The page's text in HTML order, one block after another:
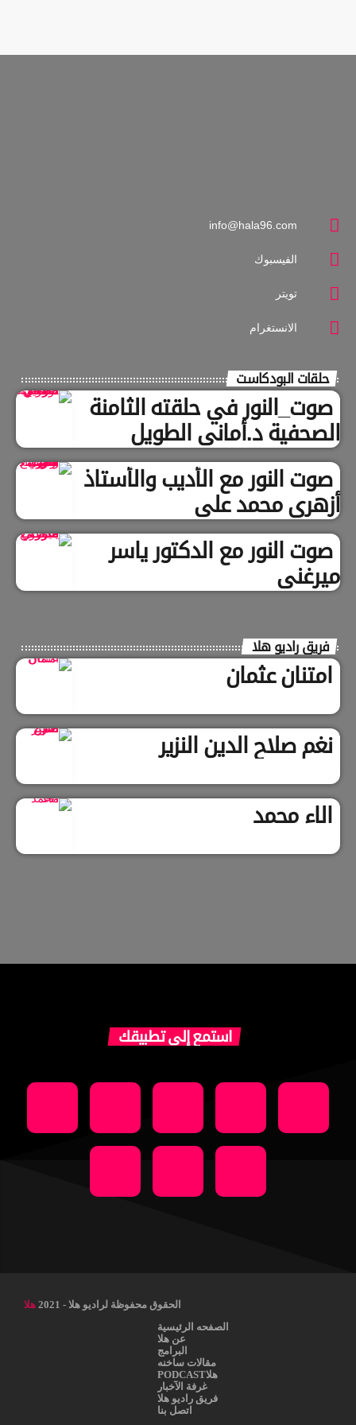
برنامج يهتم بمناقشة القضايا الرياضية بجرأة وشفافية مع مواكبة
info@hala96.com
الفيسبوك
تويتر
الانستغرام
حلقات البودكاست
صوت_النور في حلقته الثامنة
الصحفية د.أماني الطويل
صوت النور مع الأديب والأستاذ
أزهري محمد علي
صوت النور مع الدكتور ياسر
ميرغني
فريق راديو هلا
امتنان عثمان
نغم صلاح الدين النزير
الاء محمد
استمع إلى تطبيقك
الحقوق محفوظة لراديو هلا - 2021
هلا
الصفحه الرئيسية
عن هلا
البرامج
مقالات ساخنه
هلاPODCAST
غرفة الآخبار
فريق راديو هلا
اتصل بنا